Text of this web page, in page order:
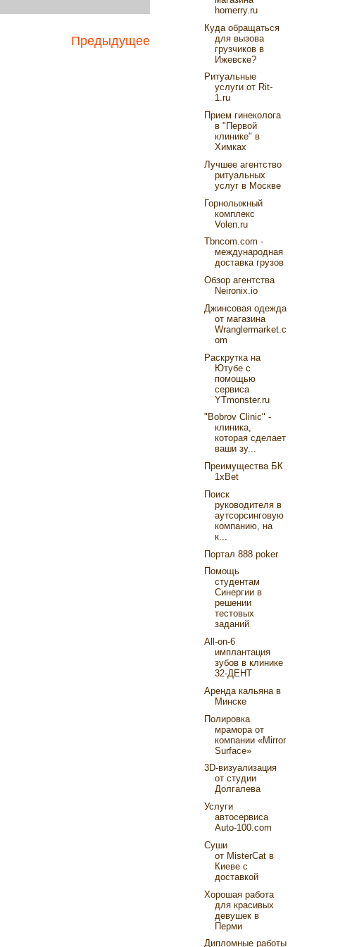
Предыдущее
homerry.ru
Куда обращаться
для вызова
грузчиков в
Ижевске?
Ритуальные
услуги от Rit-
1.ru
Прием гинеколога
в "Первой
клинике" в
Химках
Лучшее агентство
ритуальных
услуг в Москве
Горнолыжный
комплекс
Volen.ru
Tbncom.com -
международная
доставка грузов
Обзор агентства
Neironix.io
Джинсовая одежда
от магазина
Wranglermarket.c
om
Раскрутка на
Ютубе с
помощью
сервиса
YTmonster.ru
"Bobrov Clinic" -
клиника,
которая сделает
ваши зу...
Преимущества БК
1xBet
Поиск
руководителя в
аутсорсинговую
компанию, на
к...
Портал 888 poker
Помощь
студентам
Синергии в
решении
тестовых
заданий
All-on-6
имплантация
зубов в клинике
32-ДЕНТ
Аренда кальяна в
Минске
Полировка
мрамора от
компании «Mirror
Surface»
3D-визуализация
от студии
Долгалева
Услуги
автосервиса
Аuto-100.com
Суши
от MisterCat в
Киеве с
доставкой
Хорошая работа
для красивых
девушек в
Перми
Дипломные работы